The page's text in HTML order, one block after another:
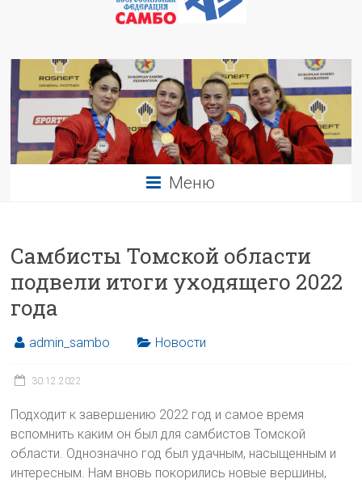
Меню
Самбисты Томской области
подвели итоги уходящего 2022
года
admin_sambo Новости
30.12.2022
Подходит к завершению 2022 год и самое время
вспомнить каким он был для самбистов Томской
области. Однозначно год был удачным, насыщенным и
интересным. Нам вновь покорились новые вершины,